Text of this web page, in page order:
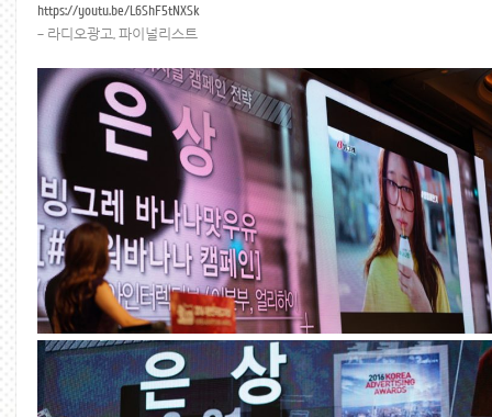
https://youtu.be/L6ShF5tNXSk
– 라디오광고, 파이널리스트